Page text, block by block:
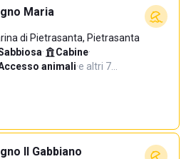
Maria
di Pietrasanta, Pietrasanta
· Cabine·
animali·e altri 7…
Il Gabbiano